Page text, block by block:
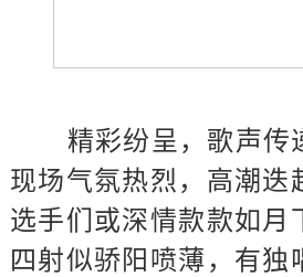
精彩纷呈，歌声传
现场气氛热烈，高潮迭
选手们或深情款款如月
四射似骄阳喷薄，有独